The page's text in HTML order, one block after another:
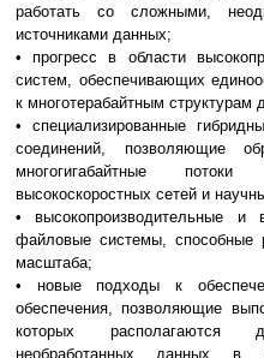
работать со сложными,
источниками данных;
• прогресс в области
систем, обеспечивающих
к многотерабайтным структурам
• специализированные
соединений, позволяющие
многогигабайтные
высокоскоростных сетей и
• высокопроизводительные и
файловые системы, способные
масштаба;
• новые подходы к
обеспечения, позволяющие
которых располагаются
необработанных данных в